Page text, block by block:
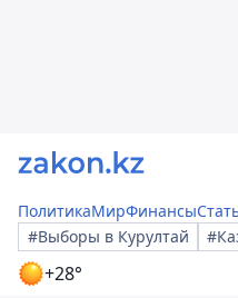
ПолитикаМирФинансы
#Выборы в Курултай
+28°